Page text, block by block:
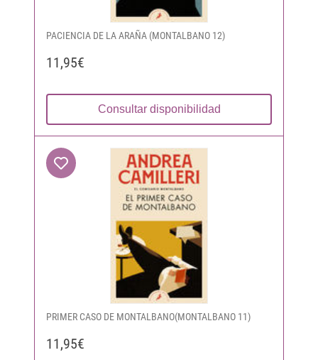
PACIENCIA DE LA ARAÑA (MONTALBANO 12)
11,95€
Consultar disponibilidad
PRIMER CASO DE MONTALBANO(MONTALBANO 11)
11,95€